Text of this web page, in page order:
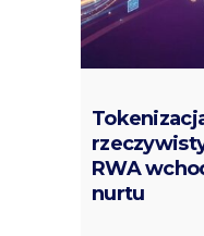
RWA
nurtu